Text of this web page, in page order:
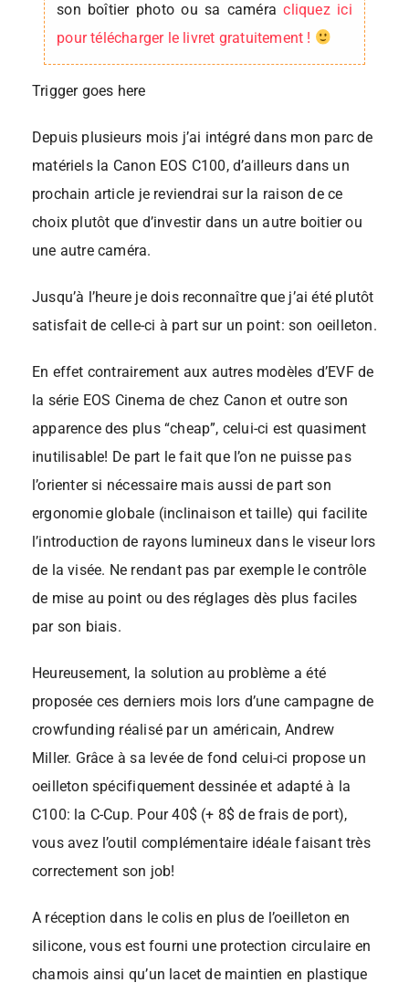
son boîtier photo ou sa caméracliquez ici
pour télécharger le livret gratuitement !
Trigger goes here
Depuis plusieurs mois j’ai intégré dans mon parc de
matériels la Canon EOS C100, d’ailleurs dans un
prochain article je reviendrai sur la raison de ce
choix plutôt que d’investir dans un autre boitier ou
une autre caméra.
Jusqu’à l’heure je dois reconnaître que j’ai été plutôt
satisfait de celle-ci à part sur un point: son oeilleton.
En effet contrairement aux autres modèles d’EVF de
la série EOS Cinema de chez Canon et outre son
apparence des plus “cheap”, celui-ci est quasiment
inutilisable! De part le fait que l’on ne puisse pas
l’orienter si nécessaire mais aussi de part son
ergonomie globale (inclinaison et taille) qui facilite
l’introduction de rayons lumineux dans le viseur lors
de la visée. Ne rendant pas par exemple le contrôle
de mise au point ou des réglages dès plus faciles
par son biais.
Heureusement, la solution au problème a été
proposée ces derniers mois lors d’une campagne de
crowfunding réalisé par un américain, Andrew
Miller. Grâce à sa levée de fond celui-ci propose un
oeilleton spécifiquement dessinée et adapté à la
C100: la C-Cup. Pour 40$ (+ 8$ de frais de port),
vous avez l’outil complémentaire idéale faisant très
correctement son job!
A réception dans le colis en plus de l’oeilleton en
silicone, vous est fourni une protection circulaire en
chamois ainsi qu’un lacet de maintien en plastique